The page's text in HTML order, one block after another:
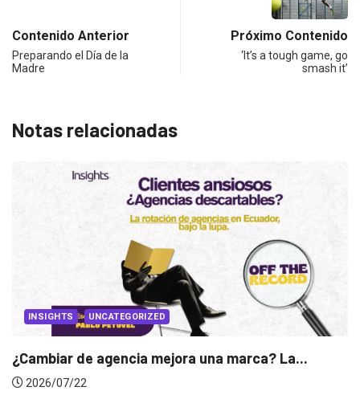
Contenido Anterior
Preparando el Día de la
Madre
Próximo Contenido
‘It’s a tough game, go
smash it’
Notas relacionadas
INSIGHTS